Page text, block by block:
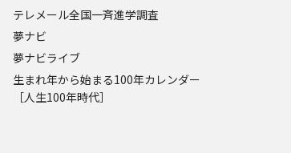
イトについて
認 テレメール お支払いサイト
テレメール全国一斉進学調査
夢ナビ
夢ナビライブ
生まれ年から始まる100年カレンダー
［人生100年時代］